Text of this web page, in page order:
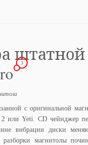
штатной
3
с оригинальной
или Yeti. CD чейнджер
вибрации диски
магнитолы